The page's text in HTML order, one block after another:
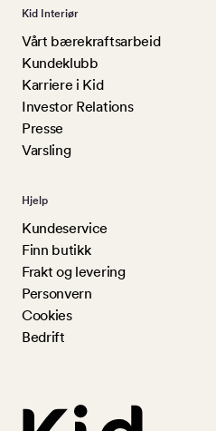
Kid Interiør
Vårt bærekraftsarbeid
Kundeklubb
Karriere i Kid
Investor Relations
Presse
Varsling
Hjelp
Kundeservice
Finn butikk
Frakt og levering
Personvern
Cookies
Bedrift